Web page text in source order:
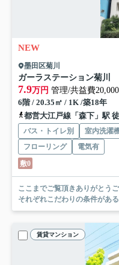
NEW
墨田区菊川
ガーラステーション菊川
7.9万円 管理/共益費
6階 / 20.35㎡ / 1K /築18年
都営大江戸線「森下」駅
バス・トイレ別 室内洗濯
フローリング
電気有
敷0
ここまでご覧頂きありがとうございます。 お部屋探
それぞれこだわりの条件があ
賃貸マンション